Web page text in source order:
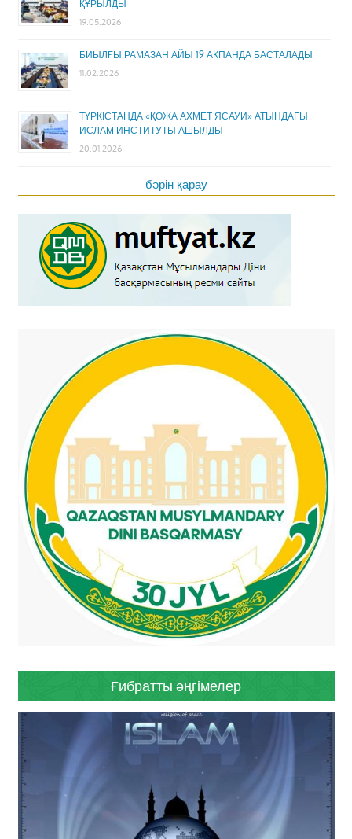
ҚҰРЫЛДЫ
19.05.2026
БИЫЛҒЫ РАМАЗАН АЙЫ 19 АҚПАНДА БАСТАЛАДЫ
11.02.2026
ТҮРКІСТАНДА «ҚОЖА АХМЕТ ЯСАУИ» АТЫНДАҒЫ
ИСЛАМ ИНСТИТУТЫ АШЫЛДЫ
20.01.2026
бәрін қарау
Ғибратты әңгімелер